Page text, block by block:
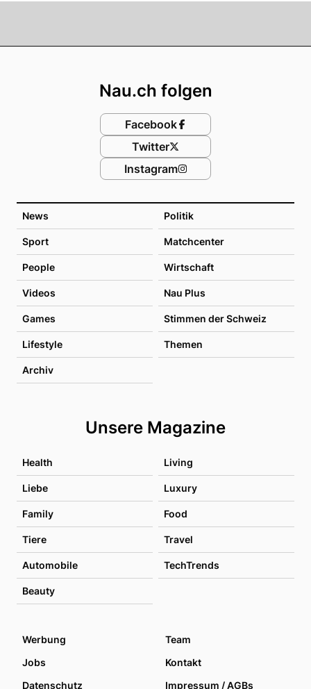
News Politik
Sport Matchcenter
People Wirtschaft
Videos Nau Plus
Games Stimmen der Schweiz
Lifestyle Themen
Archiv
Unsere Magazine
Health Living
Liebe Luxury
Family Food
Tiere Travel
Automobile TechTrends
Beauty
Nau.ch folgen
Facebook
Twitter
Instagram
Werbung
Team
Jobs
Kontakt
Datenschutz
Impressum / AGBs